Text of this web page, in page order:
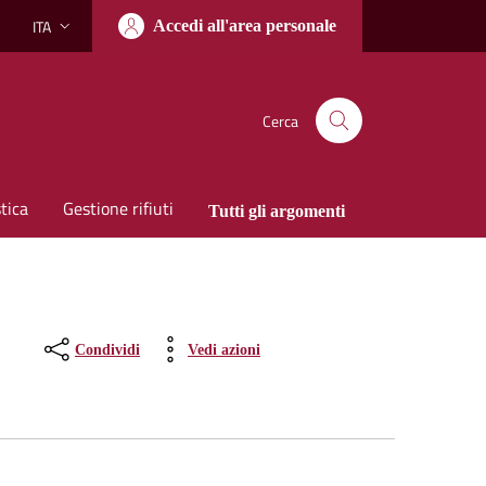
Lingua attiva:
ITA Accedi all'area personale
Cerca
Gestione rifiuti Tutti gli argomenti
Condividi Vedi azioni